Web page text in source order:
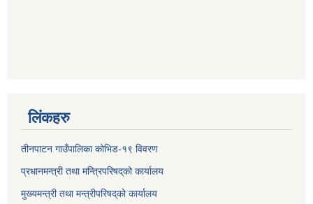
लिंकहरु
तीनपाटन गाउँपालिका कोभिड-१९ विवरण
प्रधानमन्त्री तथा मन्त्रिपरिषद्‌को कार्यालय
मुख्यमन्त्री तथा मन्त्रीपरिषद्‌को कार्यालय